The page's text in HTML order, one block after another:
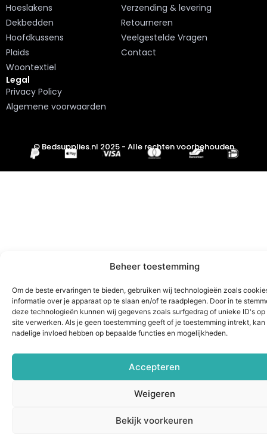
Beheer toestemming
Om de beste ervaringen te bieden, gebruiken wij technologieën zoals
informatie over je apparaat op te slaan en/of te raadplegen. Door in te
deze technologieën kunnen wij gegevens zoals surfgedrag of unieke ID's op
site verwerken. Als je geen toestemming geeft of je toestemming intrekt, kan
nadelige invloed hebben op bepaalde functies en mogelijkheden.
Accepteren
Weigeren
Bekijk voorkeuren
Hoeslakens
Dekbedden
Hoofdkussens
Plaids
Woontextiel
Verzending & levering
Retourneren
Veelgestelde Vragen
Contact
Legal
Privacy Policy
Algemene voorwaarden
© Bedsupplies.nl 2025 - Alle rechten voorbehouden